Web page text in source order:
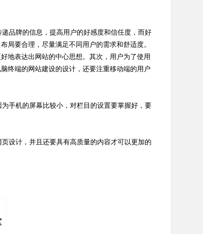
品牌的信息，提高用户的好感度和信任度，而好
局要合理，尽量满足不同用户的需求和舒适度。
地表达出网站的中心思想。其次，用户为了使用
终端的网站建设的设计，还要注重移动端的用户
手机的屏幕比较小，对栏目的设置要掌握好，要
设计，并且还要具有高质量的内容才可以更加的